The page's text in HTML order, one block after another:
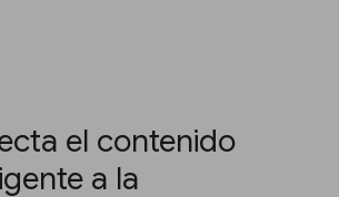
el contenido
a la